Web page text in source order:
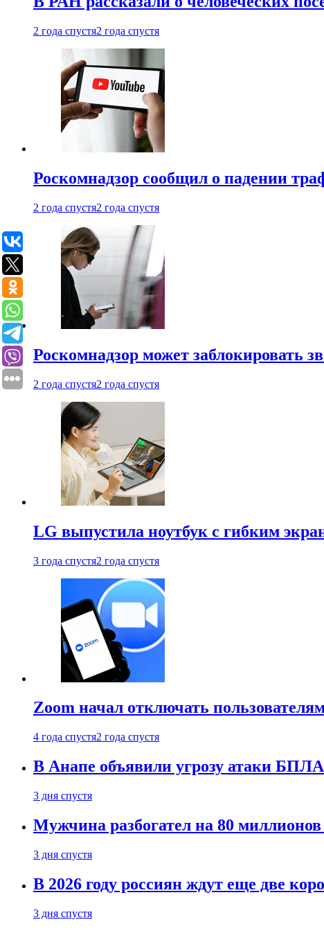
2 года спустя2 года спустя
Роскомнадзор сообщил о падении
2 года спустя2 года спустя
Роскомнадзор может заблокировать
2 года спустя2 года спустя
LG выпустила ноутбук с гибким
3 года спустя2 года спустя
Zoom начал отключать
4 года спустя2 года спустя
В Анапе объявили угрозу атаки БПЛА
3 дня спустя
Мужчина разбогател на 80
3 дня спустя
В 2026 году россиян ждут еще две
3 дня спустя